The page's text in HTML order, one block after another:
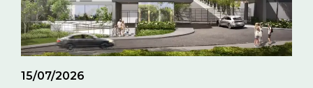
15/07/2026